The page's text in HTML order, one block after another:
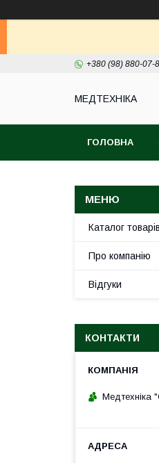
+380 (98) 880-07-
МЕДТЕХНІКА
ГОЛОВНА
Каталог товарів
Про компанію
Відгуки
КОНТАКТИ
Медтехніка